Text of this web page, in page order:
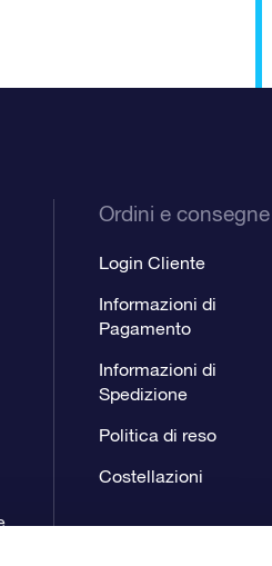
Ordini e consegne
Login Cliente
Informazioni di
Pagamento
Informazioni di
Spedizione
Politica di reso
Costellazioni